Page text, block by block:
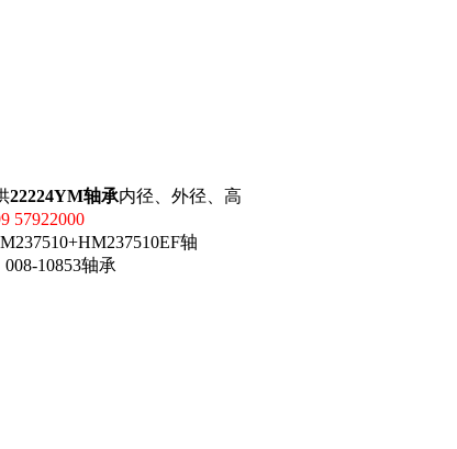
22224YM轴承内径、外径、高
57922000
轴
10853轴承